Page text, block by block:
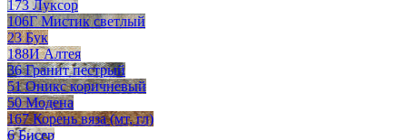
173 Луксор
106Г Мистик светлый
23 Бук
188И Алтея
36 Гранит пестрый
51 Оникс коричневый
50 Модена
167 Корень вяза (мт, гл)
6 Бисер